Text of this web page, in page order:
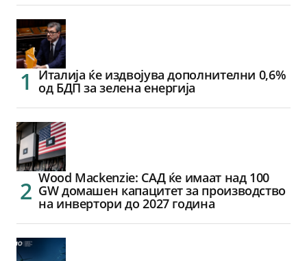
Италија ќе издвојува дополнителни 0,6%
од БДП за зелена енергија
Wood Mackenzie: САД ќе имаат над 100
GW домашен капацитет за производство
на инвертори до 2027 година